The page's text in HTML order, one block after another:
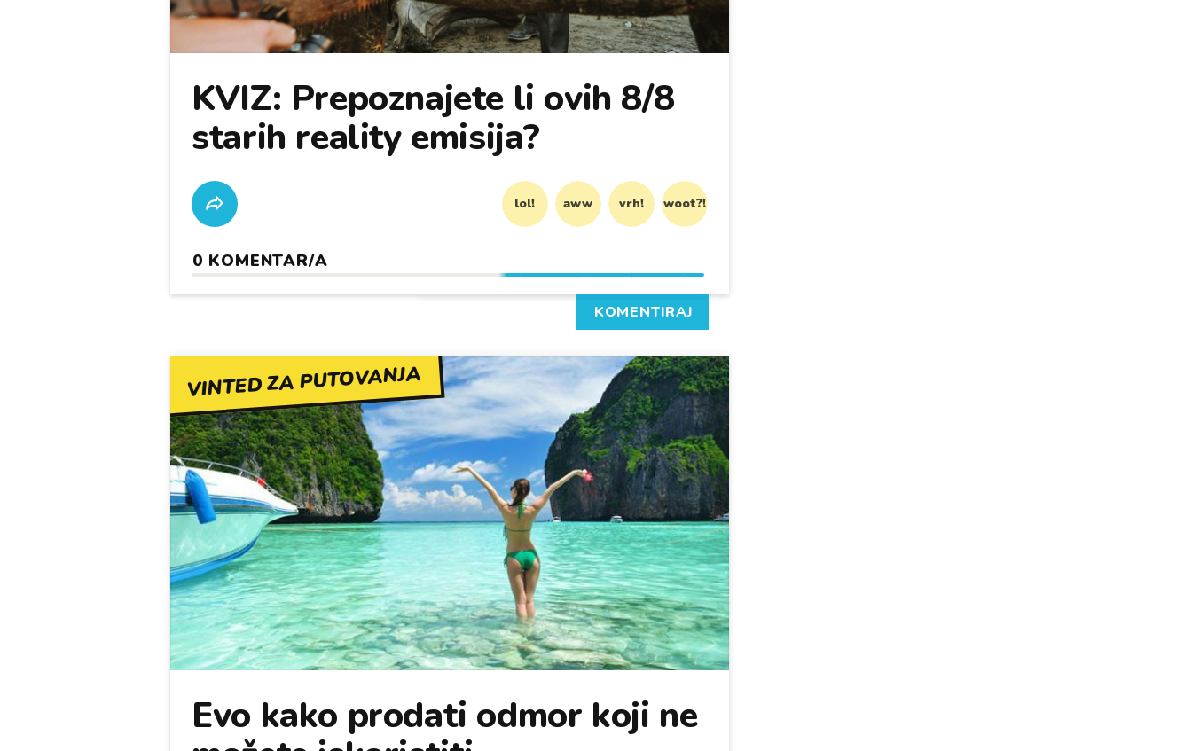
KVIZ: Prepoznajete li ovih 8/8
starih reality emisija?
lol! aww vrh! woot?!
0 KOMENTAR/A
KOMENTIRAJ
VINTED ZA PUTOVANJA
Evo kako prodati odmor koji ne